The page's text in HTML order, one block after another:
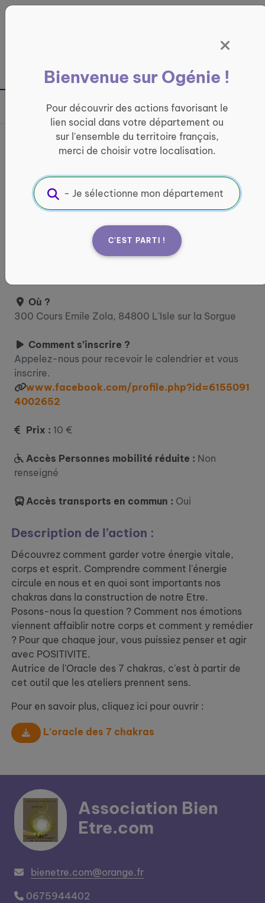
France entière
Bienvenue sur Ogénie !
Pour découvrir des actions favorisant le
lien social dans votre département ou
sur l'ensemble du territoire français,
merci de choisir votre localisation.
C'EST PARTI !
Partager sur
Les 7 CHAKRAS
PRINCIPAUX
ACTIVITÉ PHYSIQUE
Informations pratiques :
Où ?
300 Cours Emile Zola, 84800 L'Isle sur la Sorgue
Comment s’inscrire ?
Appelez-nous pour recevoir le calendrier et vous
inscrire.
www.facebook.com/profile.php?id=6155091
4002652
Prix : 10 €
Accès Personnes mobilité réduite : Non
renseigné
Accès transports en commun : Oui
Description de l’action :
Découvrez comment garder votre énergie vitale,
corps et esprit. Comprendre comment l'énergie
circule en nous et en quoi sont importants nos
chakras dans la construction de notre Etre.
Posons-nous la question ? Comment nos émotions
viennent affaiblir notre corps et comment y remédier
? Pour que chaque jour, vous puissiez penser et agir
avec POSITIVITE.
Autrice de l'Oracle des 7 chakras, c'est à partir de
cet outil que les ateliers prennent sens.
Pour en savoir plus, cliquez ici pour ouvrir :
L'oracle des 7 chakras
Association Bien
Etre.com
bienetre.com@orange.fr
0675944402
Panneau de gestion des cookies